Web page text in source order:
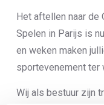
Het aftellen naar de
Spelen in Parijs is
en weken maken
sportevenement ter
Wij als bestuur zijn